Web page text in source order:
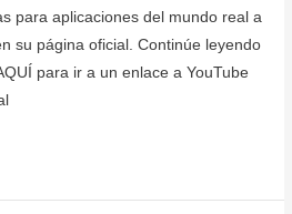
para aplicaciones del mundo real a
su página oficial. Continúe leyendo
para ir a un enlace a YouTube